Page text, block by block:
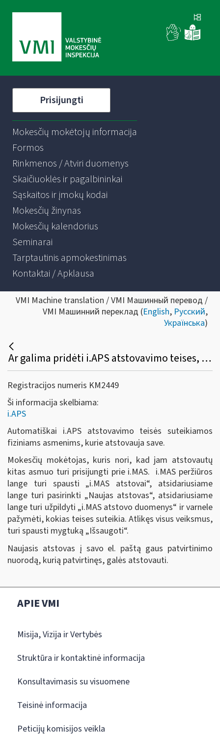
Prisijungti
Mokesčių mokėtojų informacija
Formos
Rinkmenos / Atviri duomenys
Skaičiuoklės ir pagalbininkai
Sąskaitos ir įmokų kodai
Mokesčių žinynas
Mokesčių kalendorius
Seminarai
Tarptautinis apmokestinimas
Kontaktai / Apklausa
VMI Machine translation / VMI Машинный перевод /
VMI Машинний переклад (English, Русский,
Українська)
Ar galima pridėti i.APS atstovavimo teises, kaip tai padaryti?
Registracijos numeris KM2449
Ši informacija skelbiama:
i.APS
Automatiškai i.APS atstovavimo teisės suteikiamos
fiziniams asmenims, kurie atstovauja save.
Mokesčių mokėtojas, kuris nori, kad jam atstovautų
kitas asmuo turi prisijungti prie i.MAS. i.MAS peržiūros
lange turi spausti „i.MAS atstovai“, atsidariusiame
lange turi pasirinkti „Naujas atstovas“, atsidariusiame
lange turi užpildyti „i.MAS atstovo duomenys“ ir varnele
pažymėti, kokias teises suteikia. Atlikęs visus veiksmus,
turi spausti mygtuką „Išsaugoti“.
Naujasis atstovas į savo el. paštą gaus patvirtinimo
nuorodą, kurią patvirtinęs, galės atstovauti.
APIE VMI
Misija, Vizija ir Vertybės
Struktūra ir kontaktinė informacija
Konsultavimasis su visuomene
Teisinė informacija
Peticijų komisijos veikla